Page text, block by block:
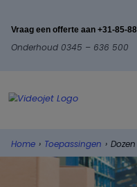
Vraag een offerte aan +31-85-
Onderhoud 0345 – 636 500
Home › Toepassingen ›